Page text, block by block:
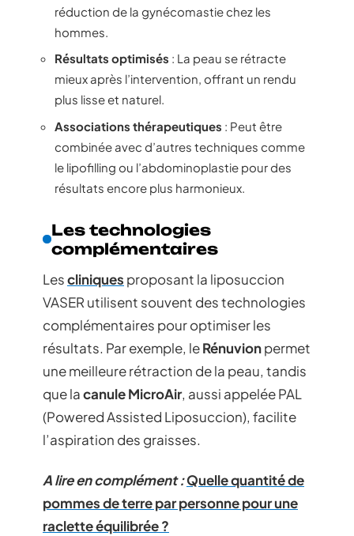
réduction de la gynécomastie chez les
hommes.
Résultats optimisés : La peau se rétracte
mieux après l’intervention, offrant un rendu
plus lisse et naturel.
Associations thérapeutiques : Peut être
combinée avec d’autres techniques comme
le lipofilling ou l’abdominoplastie pour des
résultats encore plus harmonieux.
Les technologies
complémentaires
Lescliniques proposant la liposuccion
VASER utilisent souvent des technologies
complémentaires pour optimiser les
résultats. Par exemple, leRénuvionpermet
une meilleure rétraction de la peau, tandis
que lacanule MicroAir, aussi appelée PAL
(Powered Assisted Liposuccion), facilite
l’aspiration des graisses.
A lire en complément :Quelle quantité de
pommes de terre par personne pour une
raclette équilibrée ?